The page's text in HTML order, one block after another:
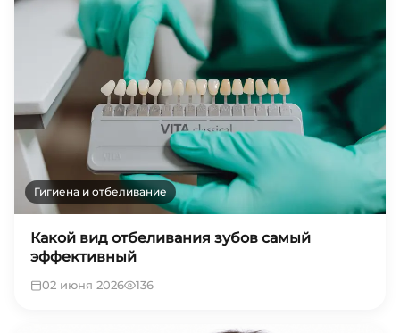
Гигиена и отбеливание
Какой вид отбеливания зубов самый
эффективный
02 июня 2026 136